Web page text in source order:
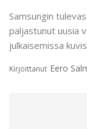
Samsungin
paljastunut uusia
julkaisemissa
Kirjoittanut Eero